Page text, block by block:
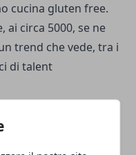
cucina gluten free.
ai circa 5000, se ne
trend che vede, tra i
di talent